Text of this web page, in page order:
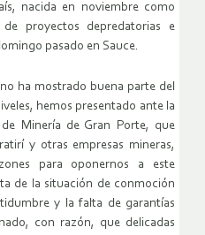
nacida en noviembre como
proyectos depredatorias e
pasado en Sauce.
ha mostrado buena parte del
hemos presentado ante la
Minería de Gran Porte, que
y otras empresas mineras,
para oponernos a este
de la situación de conmoción
y la falta de garantías
con razón, que delicadas